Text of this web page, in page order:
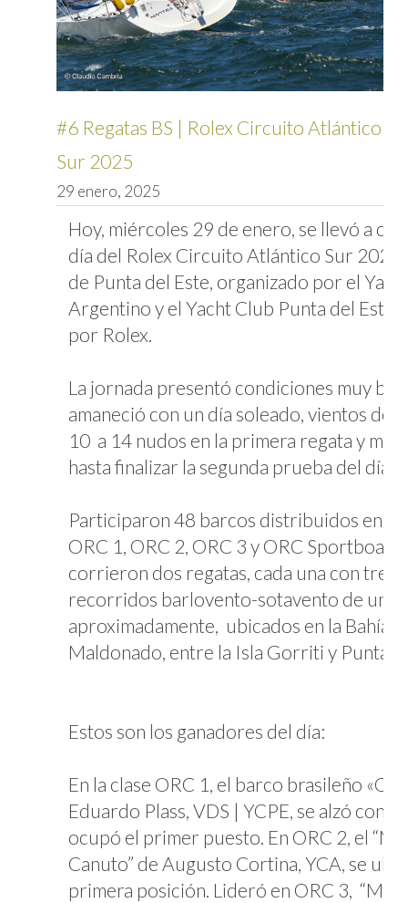
#6 Regatas BS | Rolex Circuito Atlántico
Sur 2025
29 enero, 2025
Hoy, miércoles 29 de enero, se llevó a
día del Rolex Circuito Atlántico Sur 2025,
de Punta del Este, organizado por el
Argentino y el Yacht Club Punta del Este,
por Rolex.
La jornada presentó condiciones muy
amaneció con un día soleado, vientos del
10 a 14 nudos en la primera regata y
hasta finalizar la segunda prueba del día.
Participaron 48 barcos distribuidos en
ORC 1, ORC 2, ORC 3 y ORC Sportboat.
corrieron dos regatas, cada una con tres
recorridos barlovento-sotavento de unas
aproximadamente, ubicados en la Bahía
Maldonado, entre la Isla Gorriti y Punta
Estos son los ganadores del día:
En la clase ORC 1, el barco brasileño
Eduardo Plass, VDS | YCPE, se alzó con
ocupó el primer puesto. En ORC 2, el
Canuto” de Augusto Cortina, YCA, se
primera posición. Lideró en ORC 3,